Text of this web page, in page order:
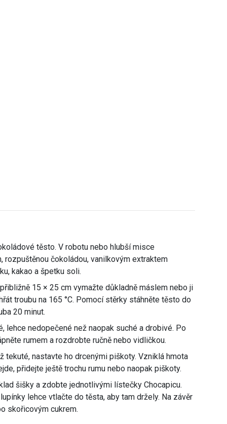
těsto. V robotu nebo hlubší misce
rozpuštěnou čokoládou, vanilkovým extraktem
kakao a špetku soli.
15 × 25 cm vymažte důkladně máslem nebo ji
troubu na 165 °C. Pomocí stěrky stáhněte těsto do
20 minut.
lehce nedopečené než naopak suché a drobivé. Po
rumem a rozdrobte ručně nebo vidličkou.
tekuté, nastavte ho drcenými piškoty. Vzniklá hmota
přidejte ještě trochu rumu nebo naopak piškoty.
šišky a zdobte jednotlivými lístečky Chocapicu.
lehce vtlačte do těsta, aby tam držely. Na závěr
skořicovým cukrem.